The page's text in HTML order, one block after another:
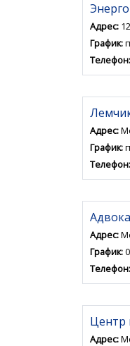
Адрес:
График:
Телефон:
Адрес:
График:
Телефон:
Адрес:
График:
Телефон:
Центр
Адрес: